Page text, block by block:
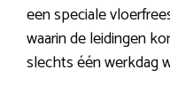
een speciale
waarin de leidingen
slechts één werkdag